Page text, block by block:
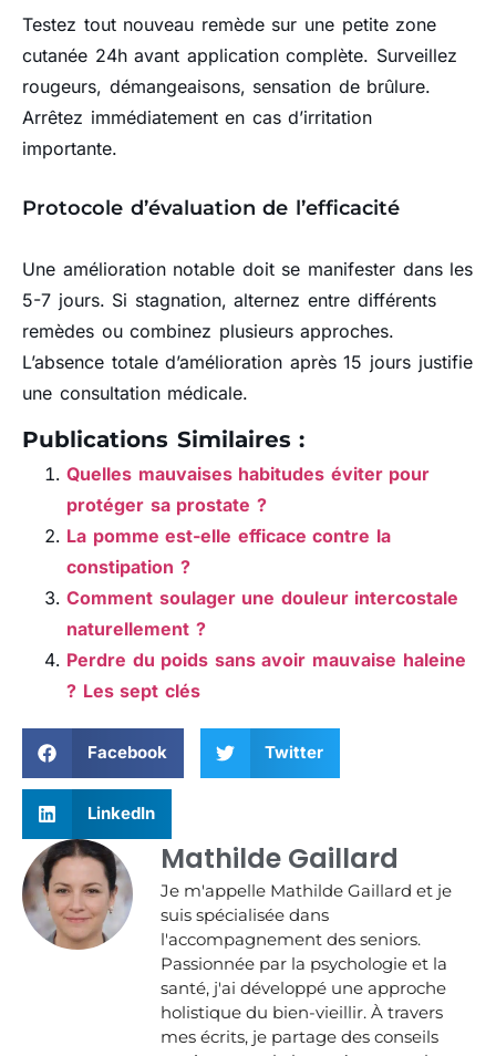
Testez tout nouveau remède sur une petite zone
cutanée 24h avant application complète. Surveillez
rougeurs, démangeaisons, sensation de brûlure.
Arrêtez immédiatement en cas d’irritation
importante.
Protocole d’évaluation de l’efficacité
Une amélioration notable doit se manifester dans les
5-7 jours. Si stagnation, alternez entre différents
remèdes ou combinez plusieurs approches.
L’absence totale d’amélioration après 15 jours justifie
une consultation médicale.
Publications Similaires :
Quelles mauvaises habitudes éviter pour
protéger sa prostate ?
La pomme est-elle efficace contre la
constipation ?
Comment soulager une douleur intercostale
naturellement ?
Perdre du poids sans avoir mauvaise haleine
? Les sept clés
Facebook Twitter
LinkedIn
Mathilde Gaillard
Je m'appelle Mathilde Gaillard et je
suis spécialisée dans
l'accompagnement des seniors.
Passionnée par la psychologie et la
santé, j'ai développé une approche
holistique du bien-vieillir. À travers
mes écrits, je partage des conseils